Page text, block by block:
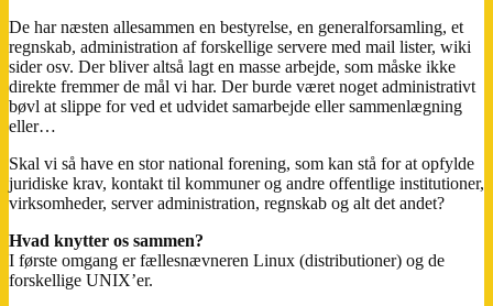
De har næsten allesammen en bestyrelse, en generalforsamling, et
regnskab, administration af forskellige servere med mail lister, wiki
sider osv. Der bliver altså lagt en masse arbejde, som måske ikke
direkte fremmer de mål vi har. Der burde været noget administrativt
bøvl at slippe for ved et udvidet samarbejde eller sammenlægning
eller…
Skal vi så have en stor national forening, som kan stå for at opfylde
juridiske krav, kontakt til kommuner og andre offentlige institutioner,
virksomheder, server administration, regnskab og alt det andet?
Hvad knytter os sammen?
I første omgang er fællesnævneren Linux (distributioner) og de
forskellige UNIX’er.